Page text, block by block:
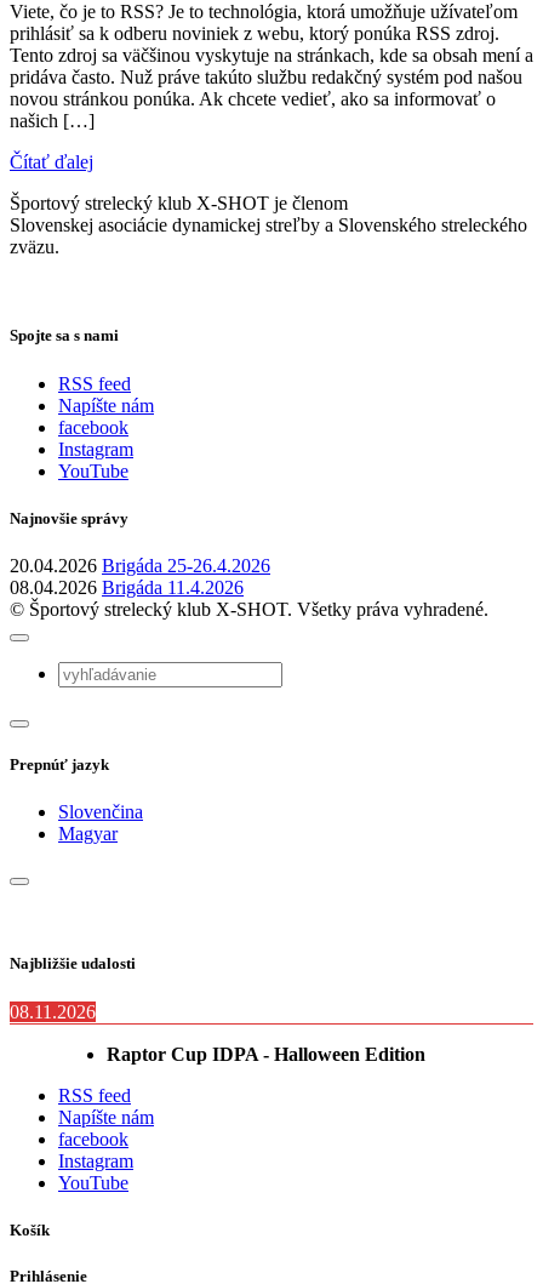
Viete, čo je to RSS? Je to technológia, ktorá umožňuje užívateľom
prihlásiť sa k odberu noviniek z webu, ktorý ponúka RSS zdroj.
Tento zdroj sa väčšinou vyskytuje na stránkach, kde sa obsah mení a
pridáva často. Nuž práve takúto službu redakčný systém pod našou
novou stránkou ponúka. Ak chcete vedieť, ako sa informovať o
našich […]
Čítať ďalej
Športový strelecký klub X-SHOT je členom
Slovenskej asociácie dynamickej streľby a Slovenského streleckého
zväzu.
Spojte sa s nami
RSS feed
Napíšte nám
facebook
Instagram
YouTube
Najnovšie správy
20.04.2026 Brigáda 25-26.4.2026
08.04.2026 Brigáda 11.4.2026
© Športový strelecký klub X-SHOT. Všetky práva vyhradené.
Prepnúť jazyk
Slovenčina
Magyar
Najbližšie udalosti
08.11.2026
Raptor Cup IDPA - Halloween Edition
RSS feed
Napíšte nám
facebook
Instagram
YouTube
Košík
Prihlásenie